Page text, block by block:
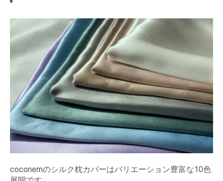
coconemのシルク枕カバーはバリエーション豊富な10色